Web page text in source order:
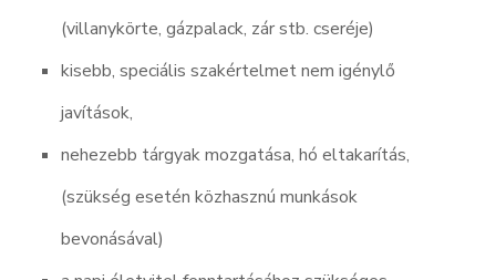
(villanykörte, gázpalack, zár stb. cseréje)
kisebb, speciális szakértelmet nem igénylő
javítások,
nehezebb tárgyak mozgatása, hó eltakarítás,
(szükség esetén közhasznú munkások
bevonásával)